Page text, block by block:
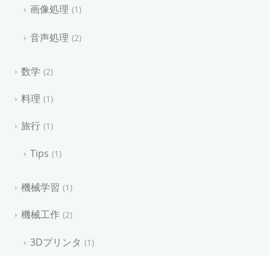
画像処理 1
音声処理 2
数学 2
料理 1
旅行 1
Tips 1
機械学習 1
機械工作 2
3Dプリンタ 1